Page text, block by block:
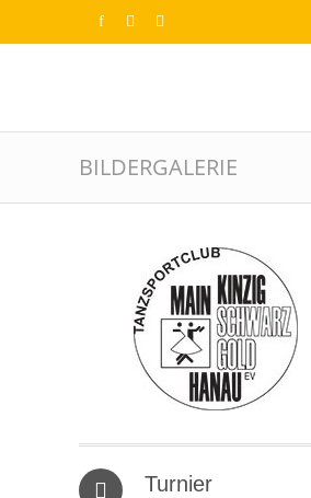
BILDERGALERIE
Turnier